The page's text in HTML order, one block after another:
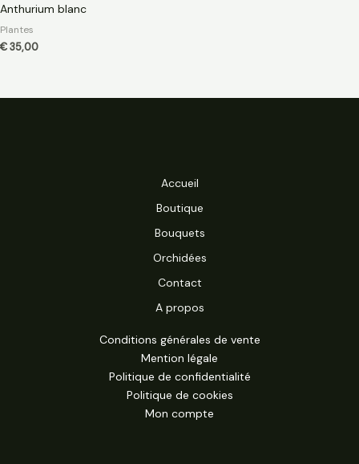
Anthurium blanc
Plantes
€35,00
Accueil
Boutique
Bouquets
Orchidées
Contact
A propos
Conditions générales de vente
Mention légale
Politique de confidentialité
Politique de cookies
Mon compte